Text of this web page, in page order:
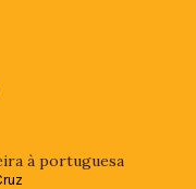
à portuguesa